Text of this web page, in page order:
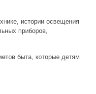
истории освещения
приборов,
быта, которые детям